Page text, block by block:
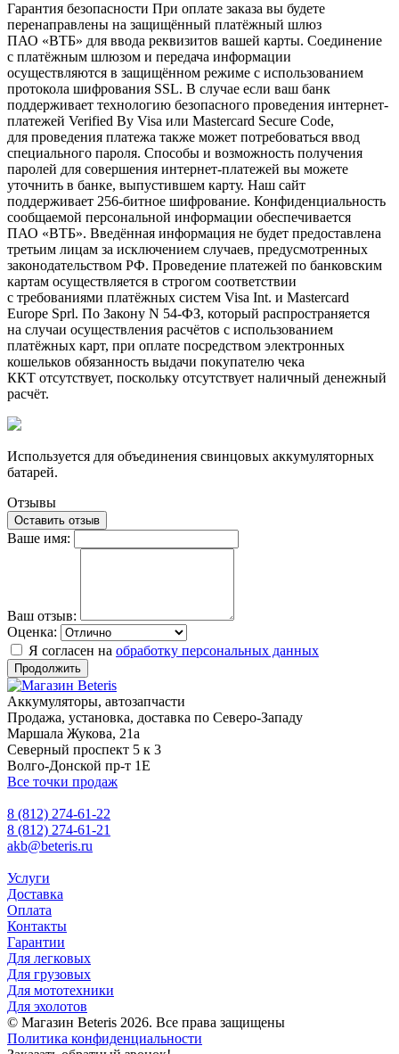
Гарантия безопасности При оплате заказа вы будете
перенаправлены на защищённый платёжный шлюз
ПАО «ВТБ» для ввода реквизитов вашей карты. Соединение
с платёжным шлюзом и передача информации
осуществляются в защищённом режиме с использованием
протокола шифрования SSL. В случае если ваш банк
поддерживает технологию безопасного проведения интернет-
платежей Verified By Visa или Mastercard Secure Code,
для проведения платежа также может потребоваться ввод
специального пароля. Способы и возможность получения
паролей для совершения интернет-платежей вы можете
уточнить в банке, выпустившем карту. Наш сайт
поддерживает 256-битное шифрование. Конфиденциальность
сообщаемой персональной информации обеспечивается
ПАО «ВТБ». Введённая информация не будет предоставлена
третьим лицам за исключением случаев, предусмотренных
законодательством РФ. Проведение платежей по банковским
картам осуществляется в строгом соответствии
с требованиями платёжных систем Visa Int. и Mastercard
Europe Sprl. По Закону N 54-ФЗ, который распространяется
на случаи осуществления расчётов с использованием
платёжных карт, при оплате посредством электронных
кошельков обязанность выдачи покупателю чека
ККТ отсутствует, поскольку отсутствует наличный денежный
расчёт.
Используется для объединения свинцовых аккумуляторных
батарей.
Отзывы
Оставить отзыв
Ваше имя:
Ваш отзыв:
Оценка:
Я согласен на обработку персональных данных
Продолжить
Аккумуляторы, автозапчасти
Продажа, установка, доставка по Северо-Западу
Маршала Жукова, 21а
Северный проспект 5 к 3
Волго-Донской пр-т 1Е
Все точки продаж
8 (812) 274-61-22
8 (812) 274-61-21
akb@beteris.ru
Услуги
Доставка
Оплата
Контакты
Гарантии
Для легковых
Для грузовых
Для мототехники
Для эхолотов
© Магазин Beteris 2026. Все права защищены
Политика конфиденциальности